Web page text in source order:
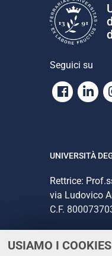
USIAMO I COOKIES
Seguici su
UNIVERSITÀ
Rettrice:
via Ludovico
C.F.
CONTATTI